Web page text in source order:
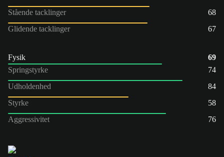
Stående tacklinger
68
Glidende tacklinger
67
Fysik
69
Springstyrke
74
Udholdenhed
84
Styrke
58
Aggressivitet
76